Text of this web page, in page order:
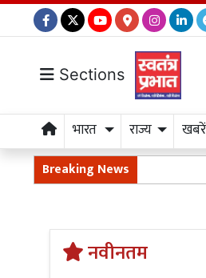
Sections
भारत राज्य खबरें
Breaking News
नवीनतम